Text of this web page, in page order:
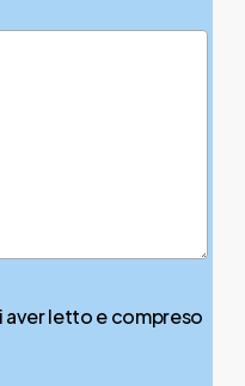
aver letto e compreso